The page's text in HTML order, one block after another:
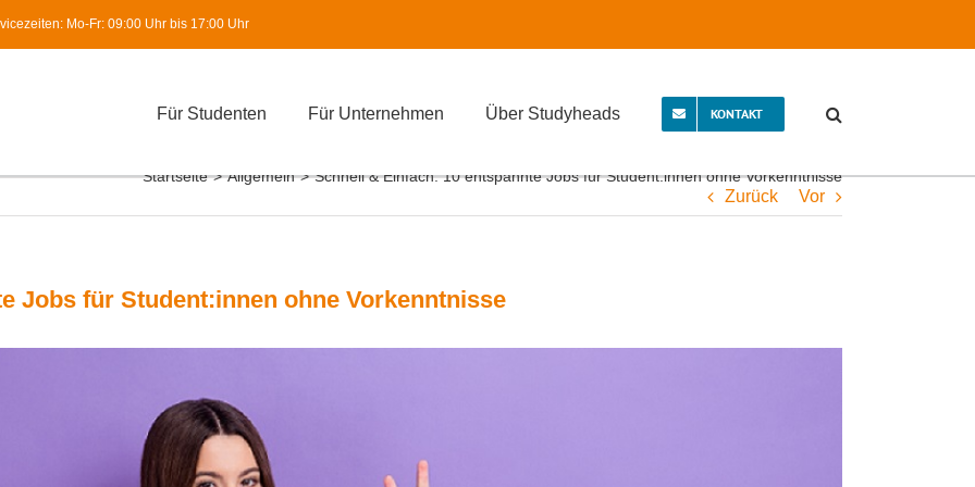
Mo-Fr: 09:00 Uhr bis 17:00 Uhr
Für Studenten Für Unternehmen Über Studyheads KONTAKT
Startseite > Allgemein > Schnell & Einfach: 10 entspannte Jobs für Student:innen ohne Vorkenntnisse
Zurück Vor
Jobs für Student:innen ohne Vorkenntnisse